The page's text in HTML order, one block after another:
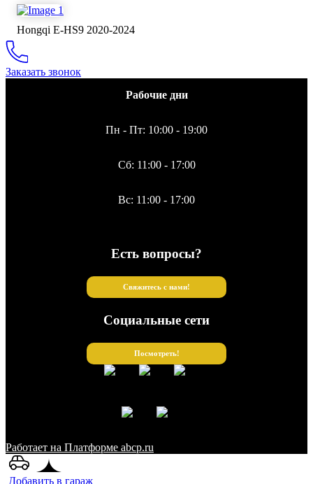
Hongqi E-HS9 2020-2024
Заказать звонок
Рабочие дни
Пн - Пт: 10:00 - 19:00
Сб: 11:00 - 17:00
Вс: 11:00 - 17:00
Есть вопросы?
Свяжитесь с нами!
Социальные сети
Посмотреть!
Работает на Платформе abcp.ru
Добавить в гараж